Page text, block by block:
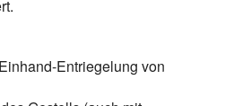
Entriegelung von